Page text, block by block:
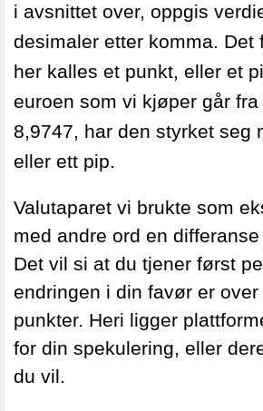
i avsnittet over, oppgis
desimaler etter komma. Det
her kalles et punkt, eller et
euroen som vi kjøper går
8,9747, har den styrket seg
eller ett pip.
Valutaparet vi bruktesom
med andre ord en
Det vil si at du tjener først
endringen i din favør er
punkter. Heri ligger
for din spekulering, eller
du vil.